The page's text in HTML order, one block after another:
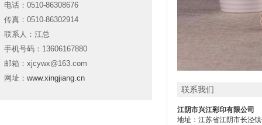
电话：0510-86308676
传真：0510-86302914
联系人：江总
手机号码：13606167880
邮箱：xjcywx@163.com
网址： www.xingjiang.cn
联系我们
江阴市兴江彩印有限公司
地址：江苏省江阴市长泾